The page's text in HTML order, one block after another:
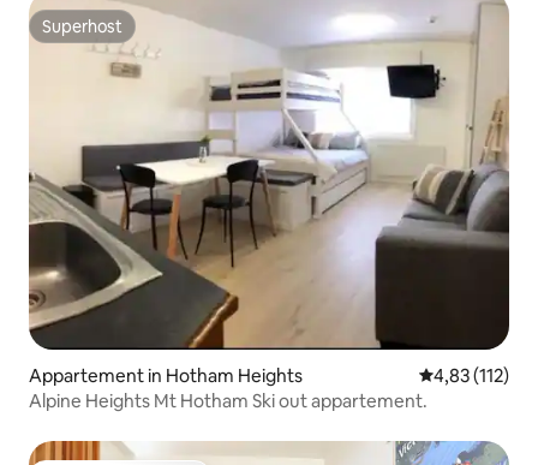
Superhost
Superhost
Appartement in Hotham Heights Gemiddelde
4,83 (112)
Alpine Heights Mt Hotham Ski out appartement.